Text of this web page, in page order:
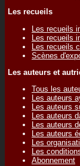
Les recueils
Les recueils
Les recueils
Les recueils
Scènes
Les auteurs et
Tous les
Les auteurs
Les auteurs
Les auteurs
Les auteurs
Les auteurs
Les
Les
Abonnement